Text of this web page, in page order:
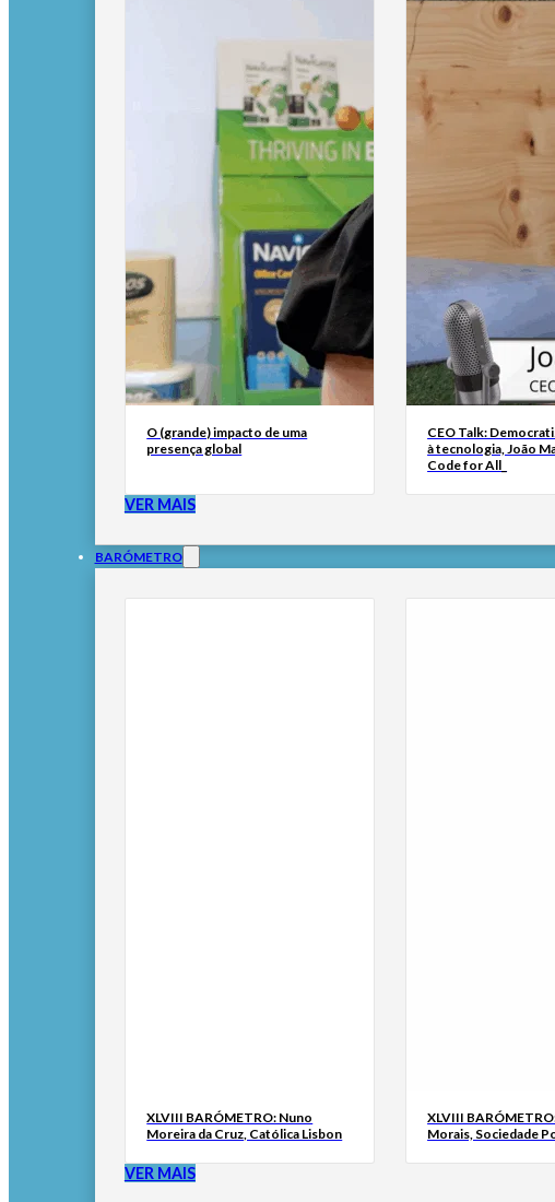
O (grande) impacto de uma
presença global
CEO Talk:
à tecnologia, João
Code for All_
VER MAIS
BARÓMETRO
XLVIII BARÓMETRO: Nuno
Moreira da Cruz, Católica Lisbon
XLVIII
Morais, Sociedade
VER MAIS